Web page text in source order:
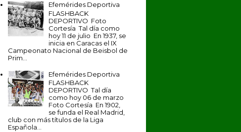
Efemérides Deportiva
FLASHBACK
DEPORTIVO Foto
Cortesía Tal día como
hoy 11 de julio En 1937, se
inicia en Caracas el IX
Campeonato Nacional de Beisbol de
Prim...
Efemérides Deportiva
FLASHBACK
DEPORTIVO Tal día
como hoy 06 de marzo
Foto Cortesía En 1902,
se funda el Real Madrid,
club con más títulos de la Liga
Española...